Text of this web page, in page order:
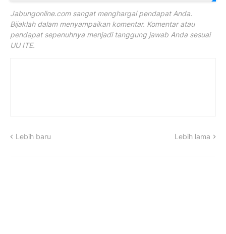
Jabungonline.com sangat menghargai pendapat Anda.
Bijaklah dalam menyampaikan komentar. Komentar atau
pendapat sepenuhnya menjadi tanggung jawab Anda sesuai
UU ITE.
Lebih baru Lebih lama